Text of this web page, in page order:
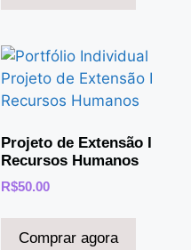
Projeto de Extensão I
Recursos Humanos
R$50.00
Comprar agora